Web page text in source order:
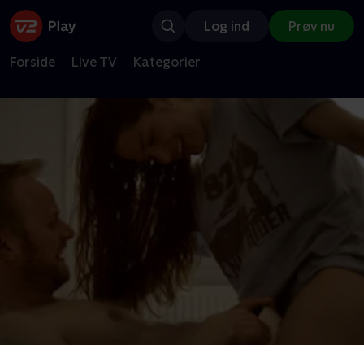
Log ind Prøv nu
Forside Live TV Kategorier